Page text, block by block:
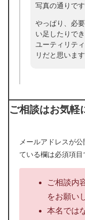
写真の通りで
やっぱり、必
い足したりで
ユーティリテ
リだと思いま
ご相談はお気軽
メールアドレスが
ている欄は必須項目
ご相談内
をお願い
本名では